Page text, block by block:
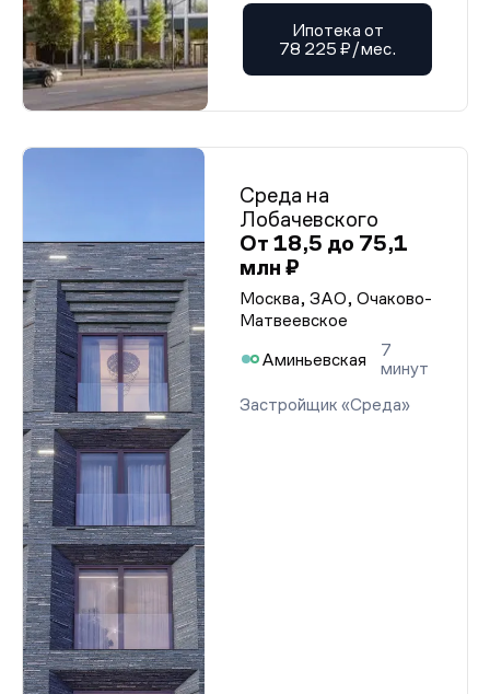
Ипотека от
78 225 ₽/мес.
Среда на
Лобачевского
От 18,5 до 75,1
млн ₽
Москва, ЗАО, Очаково-
Матвеевское
Аминьевская
7
минут
Застройщик «Среда»